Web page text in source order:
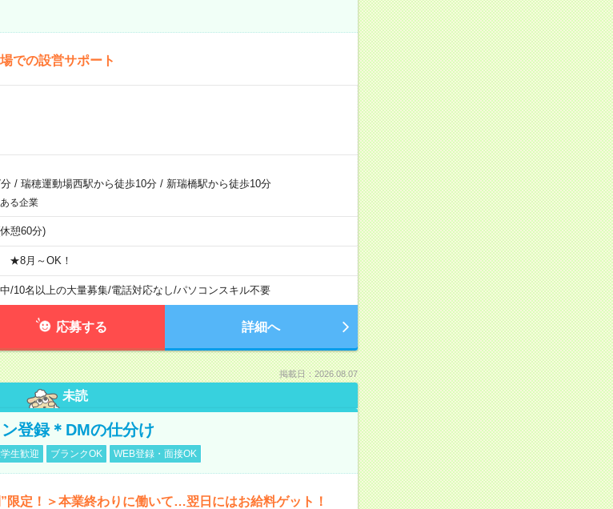
での設営サポート
/ 瑞穂運動場西駅から徒歩10分/ 新瑞橋駅から徒歩10分
る企業
憩60分)
★8月～OK！
/10名以上の大量募集/電話対応なし/パソコンスキル不要
応募する 詳細へ
掲載日：2026.08.07
未読
登録＊DMの仕分け
生歓迎 ブランクOK WEB登録・面接OK
限定！＞本業終わりに働いて…翌日にはお給料ゲット！